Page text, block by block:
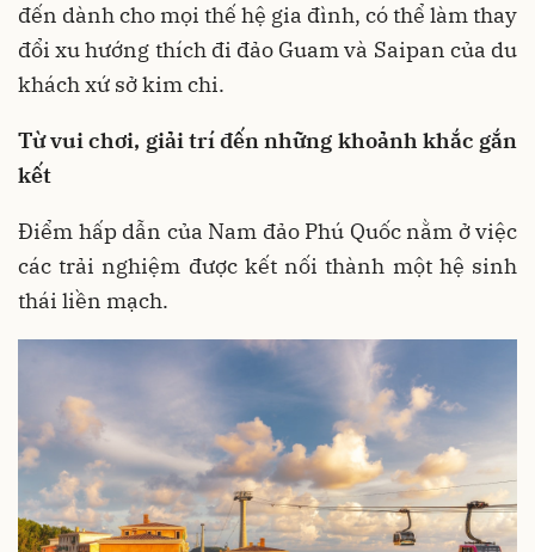
đến dành cho mọi thế hệ gia đình, có thể làm thay
đổi xu hướng thích đi đảo Guam và Saipan của du
khách xứ sở kim chi.
Từ vui chơi, giải trí đến những khoảnh khắc gắn
kết
Điểm hấp dẫn của Nam đảo Phú Quốc nằm ở việc
các trải nghiệm được kết nối thành một hệ sinh
thái liền mạch.